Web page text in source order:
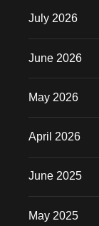
July 2026
June 2026
May 2026
April 2026
June 2025
May 2025